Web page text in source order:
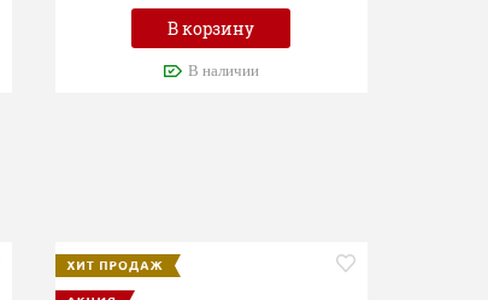
В корзину
В наличии